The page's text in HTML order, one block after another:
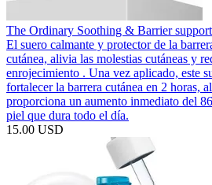
The Ordinary Soothing & Barrier
El suero calmante y protector de la
cutánea, alivia las molestias cutáneas y
enrojecimiento . Una vez aplicado, este
fortalecer la barrera cutánea en 2 horas,
proporciona un aumento inmediato del
piel que dura todo el día.
15.00 USD